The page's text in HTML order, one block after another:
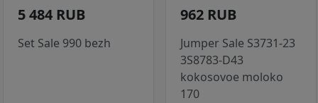
5 484 RUB
Set Sale 990 bezh
962 RUB
Jumper Sale S3731-23
3S8783-D43
kokosovoe moloko
170